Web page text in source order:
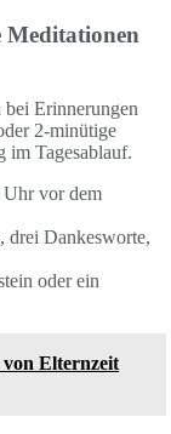
Meditationen
Erinnerungen
2‑minütige
im Tagesablauf.
vor dem
drei Dankesworte,
oder ein
Elternzeit